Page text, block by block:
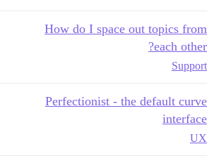
How do I space out topics from
each other?
Support
Perfectionist - the default curve
interface
UX